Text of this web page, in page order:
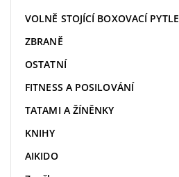
VOLNĚ STOJÍCÍ BOXOVACÍ PYTLE
ZBRANĚ
OSTATNÍ
FITNESS A POSILOVÁNÍ
TATAMI A ŽÍNĚNKY
KNIHY
AIKIDO